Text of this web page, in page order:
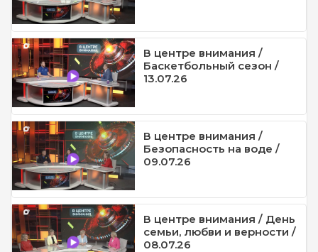
В центре внимания /
Баскетбольный сезон /
13.07.26
В центре внимания /
Безопасность на воде /
09.07.26
В центре внимания / День
семьи, любви и верности /
08.07.26